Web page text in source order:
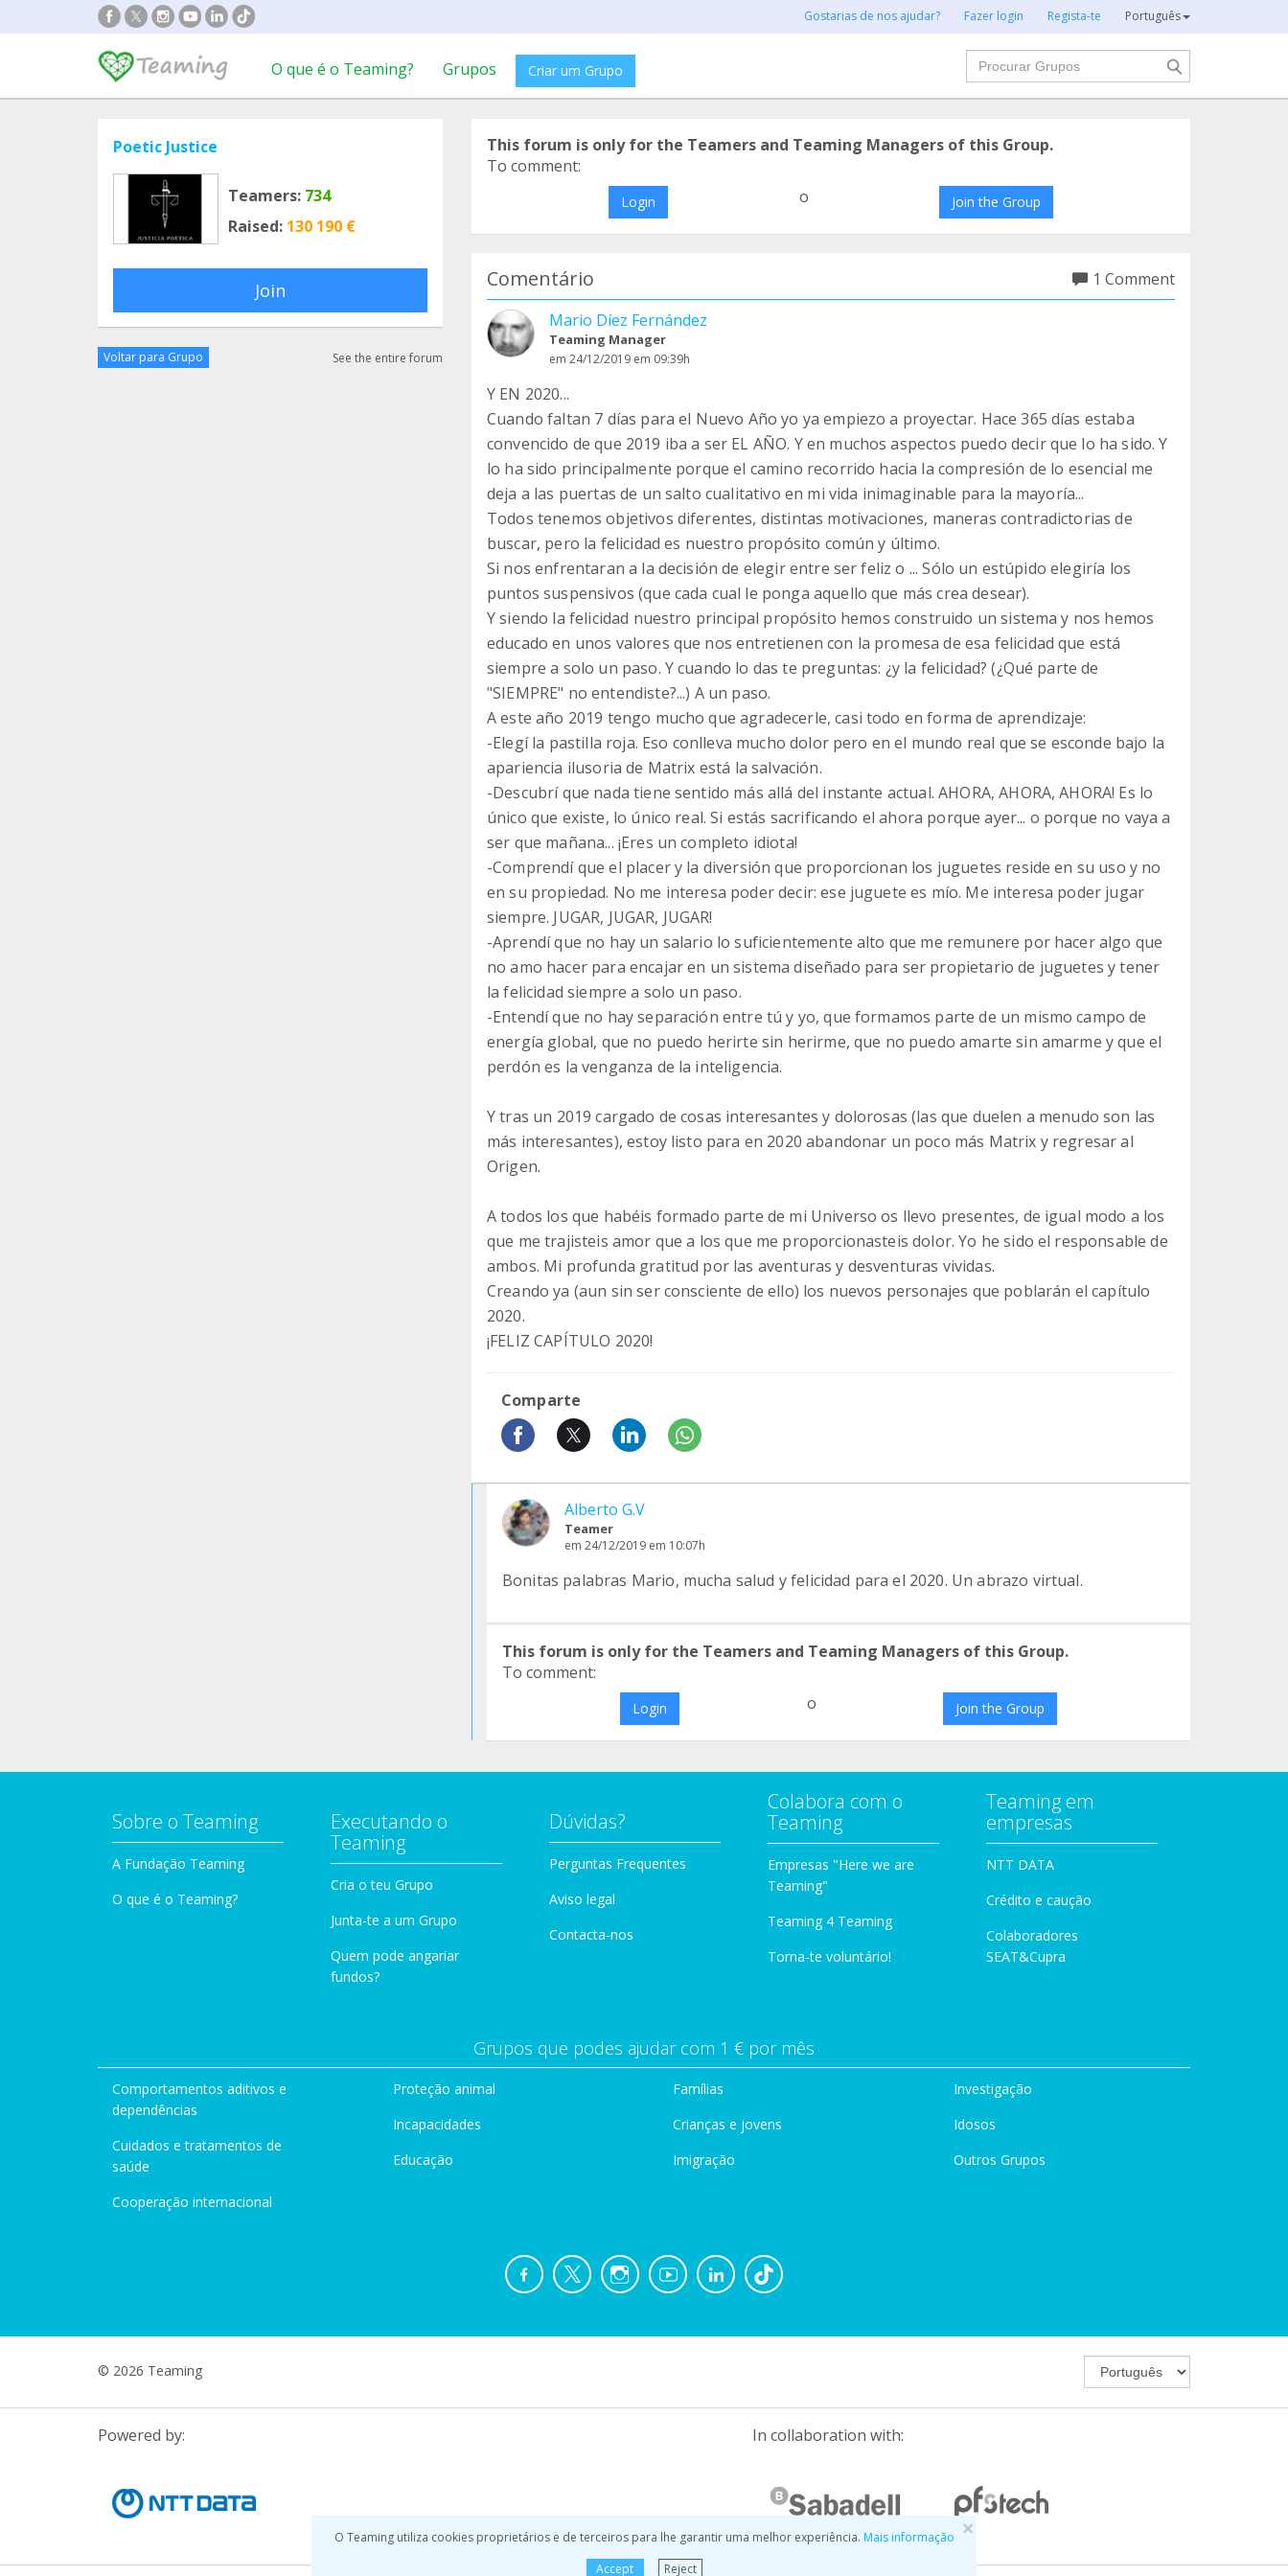
×
O Teaming utiliza cookies proprietários e de terceiros para lhe garantir uma melhor experiência. Mais informação
Accept
Reject
Gostarias de nos ajudar? Fazer login Regista-te Português
O que é o Teaming? Grupos Criar um Grupo
Procurar
Poetic Justice
Teamers: 734
Raised: 130 190 €
Join
Voltar para Grupo See the entire forum
This forum is only for the Teamers and Teaming Managers of this Group.
To comment:
Login o Join the Group
Comentário
1 Comment
Mario Díez Fernández
Teaming Manager
em 24/12/2019 em 09:39h
Y EN 2020...
Cuando faltan 7 días para el Nuevo Año yo ya empiezo a proyectar. Hace 365 días estaba
convencido de que 2019 iba a ser EL AÑO. Y en muchos aspectos puedo decir que lo ha sido. Y
lo ha sido principalmente porque el camino recorrido hacia la compresión de lo esencial me
deja a las puertas de un salto cualitativo en mi vida inimaginable para la mayoría...
Todos tenemos objetivos diferentes, distintas motivaciones, maneras contradictorias de
buscar, pero la felicidad es nuestro propósito común y último.
Si nos enfrentaran a la decisión de elegir entre ser feliz o ... Sólo un estúpido elegiría los
puntos suspensivos (que cada cual le ponga aquello que más crea desear).
Y siendo la felicidad nuestro principal propósito hemos construido un sistema y nos hemos
educado en unos valores que nos entretienen con la promesa de esa felicidad que está
siempre a solo un paso. Y cuando lo das te preguntas: ¿y la felicidad? (¿Qué parte de
"SIEMPRE" no entendiste?...) A un paso.
A este año 2019 tengo mucho que agradecerle, casi todo en forma de aprendizaje:
-Elegí la pastilla roja. Eso conlleva mucho dolor pero en el mundo real que se esconde bajo la
apariencia ilusoria de Matrix está la salvación.
-Descubrí que nada tiene sentido más allá del instante actual. AHORA, AHORA, AHORA! Es lo
único que existe, lo único real. Si estás sacrificando el ahora porque ayer... o porque no vaya a
ser que mañana... ¡Eres un completo idiota!
-Comprendí que el placer y la diversión que proporcionan los juguetes reside en su uso y no
en su propiedad. No me interesa poder decir: ese juguete es mío. Me interesa poder jugar
siempre. JUGAR, JUGAR, JUGAR!
-Aprendí que no hay un salario lo suficientemente alto que me remunere por hacer algo que
no amo hacer para encajar en un sistema diseñado para ser propietario de juguetes y tener
la felicidad siempre a solo un paso.
-Entendí que no hay separación entre tú y yo, que formamos parte de un mismo campo de
energía global, que no puedo herirte sin herirme, que no puedo amarte sin amarme y que el
perdón es la venganza de la inteligencia.
Y tras un 2019 cargado de cosas interesantes y dolorosas (las que duelen a menudo son las
más interesantes), estoy listo para en 2020 abandonar un poco más Matrix y regresar al
Origen.
A todos los que habéis formado parte de mi Universo os llevo presentes, de igual modo a los
que me trajisteis amor que a los que me proporcionasteis dolor. Yo he sido el responsable de
ambos. Mi profunda gratitud por las aventuras y desventuras vividas.
Creando ya (aun sin ser consciente de ello) los nuevos personajes que poblarán el capítulo
2020.
¡FELIZ CAPÍTULO 2020!
Comparte
Alberto G.V
Teamer
em 24/12/2019 em 10:07h
Bonitas palabras Mario, mucha salud y felicidad para el 2020. Un abrazo virtual.
This forum is only for the Teamers and Teaming Managers of this Group.
To comment:
Login o Join the Group
Sobre o Teaming
A Fundação Teaming
O que é o Teaming?
Executando o
Teaming
Cria o teu Grupo
Junta-te a um Grupo
Quem pode angariar
fundos?
Dúvidas?
Perguntas Frequentes
Aviso legal
Contacta-nos
Colabora com o
Teaming
Empresas "Here we are
Teaming"
Teaming 4 Teaming
Torna-te voluntário!
Teaming em
empresas
NTT DATA
Crédito e caução
Colaboradores
SEAT&Cupra
Grupos que podes ajudar com 1 € por mês
Comportamentos aditivos e
dependências
Cuidados e tratamentos de
saúde
Cooperação internacional
Proteção animal
Incapacidades
Educação
Famílias
Crianças e jovens
Imigração
Investigação
Idosos
Outros Grupos
© 2026 Teaming
Powered by: In collaboration with: